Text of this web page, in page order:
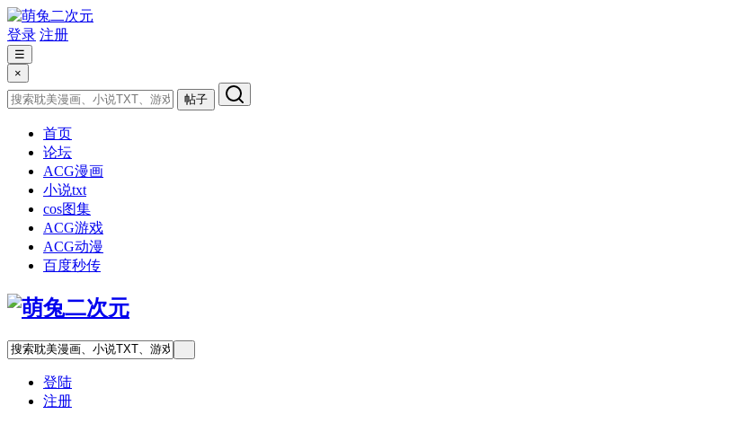
登录 注册
☰
×
帖子
首页
论坛
ACG漫画
小说txt
cos图集
ACG游戏
ACG动漫
百度秒传
登陆
注册